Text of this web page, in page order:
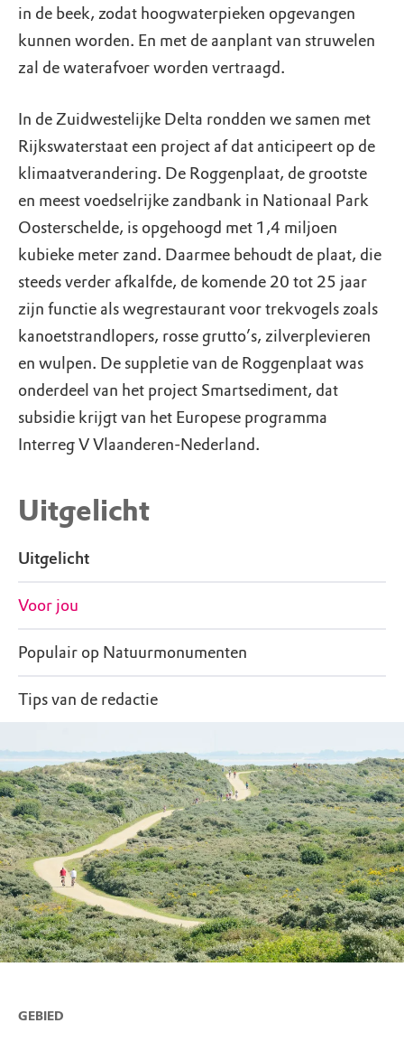
in de beek, zodat hoogwaterpieken opgevangen
kunnen worden. En met de aanplant van struwelen
zal de waterafvoer worden vertraagd.
In de Zuidwestelijke Delta rondden we samen met
Rijkswaterstaat een project af dat anticipeert op de
klimaatverandering. De Roggenplaat, de grootste
en meest voedselrijke zandbank in Nationaal Park
Oosterschelde, is opgehoogd met 1,4 miljoen
kubieke meter zand. Daarmee behoudt de plaat, die
steeds verder afkalfde, de komende 20 tot 25 jaar
zijn functie als wegrestaurant voor trekvogels zoals
kanoetstrandlopers, rosse grutto’s, zilverplevieren
en wulpen. De suppletie van de Roggenplaat was
onderdeel van het project Smartsediment, dat
subsidie krijgt van het Europese programma
Interreg V Vlaanderen-Nederland.
Uitgelicht
Uitgelicht
Voor jou
Populair op Natuurmonumenten
Tips van de redactie
GEBIED